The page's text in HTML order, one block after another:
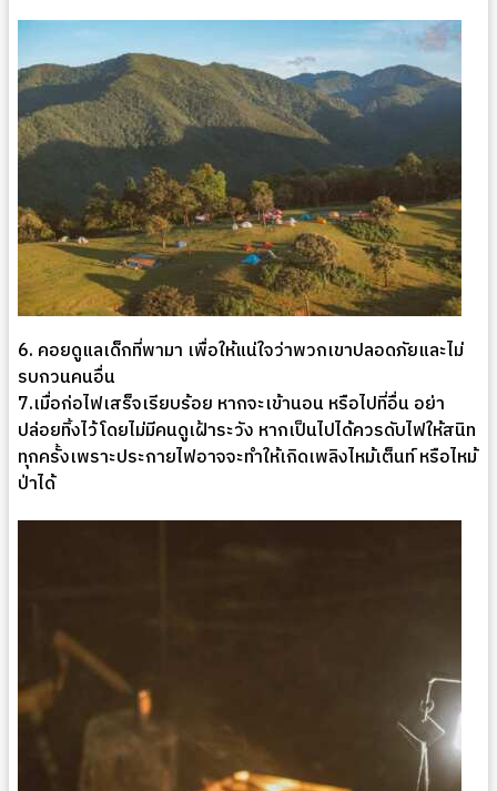
6. คอยดูแลเด็กที่พามา เพื่อให้แน่ใจว่าพวกเขาปลอดภัยและไม่
รบกวนคนอื่น
7.เมื่อก่อไฟเสร็จเรียบร้อย หากจะเข้านอน หรือไปที่อื่น อย่า
ปล่อยทิ้งไว้โดยไม่มีคนดูเฝ้าระวัง หากเป็นไปได้ควรดับไฟให้สนิท
ทุกครั้งเพราะประกายไฟอาจจะทำให้เกิดเพลิงไหม้เต็นท์ หรือไหม้
ป่าได้